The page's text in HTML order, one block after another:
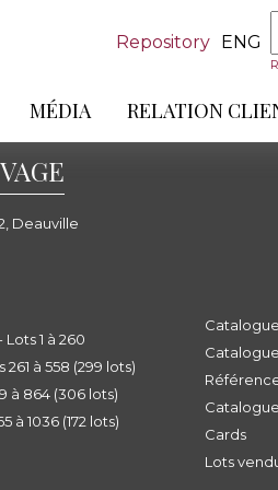
Repository ENG
MÉDIA RELATION
Deauville
1 à 260
à 558 (299 lots)
à 864 (306 lots)
à 1036 (172 lots)
Cards
Lots